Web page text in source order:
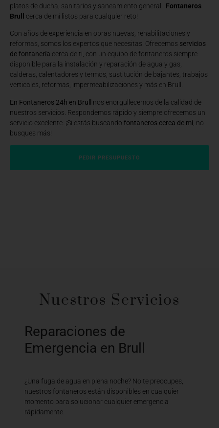
platos de ducha, sanitarios y saneamiento general. ¡Fontaneros
Brull
cerca de mí listos para cualquier reto!
Con años de experiencia en obras nuevas, rehabilitaciones y
reformas, somos los expertos que necesitas. Ofrecemos servicios
de fontanería cerca de ti, con un equipo de fontaneros siempre
disponible para la instalación y reparación de agua y gas,
calderas, calentadores y termos, sustitución de bajantes, trabajos
verticales, reformas, impermeabilizaciones y más en Brull.
En Fontaneros 24h en Brull nos enorgullecemos de la calidad de
nuestros servicios. Respondemos rápido y siempre ofrecemos un
servicio excelente. ¡Si estás buscando fontaneros cerca de mí , no
busques más!
PEDIR PRESUPUESTO
Nuestros Servicios
Reparaciones de
Emergencia en Brull
¿Una fuga de agua en plena noche? No te preocupes,
nuestros fontaneros están disponibles en cualquier
momento para solucionar cualquier emergencia
rápidamente.